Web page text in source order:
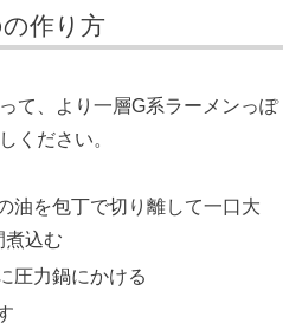
作り方
て、より一層G系ラーメンっぽ
ください。
油を包丁で切り離して一口大
煮込む
圧力鍋にかける